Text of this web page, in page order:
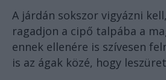
A járdán sokszor vigyázni
ragadjon a cipő talpába a
ennek ellenére is szívesen
is az ágak közé, hogy